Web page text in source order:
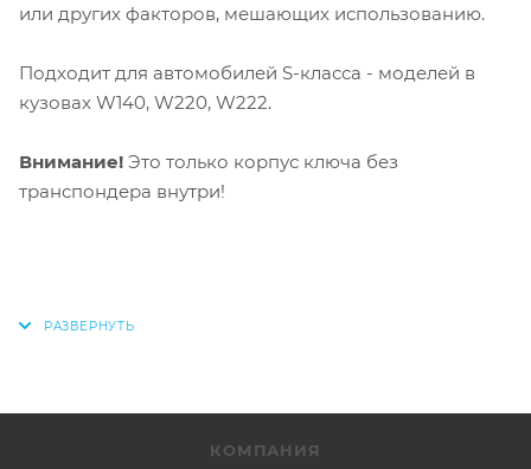
или других факторов, мешающих использованию.
Подходит для автомобилей S-класса - моделей в
кузовах W140, W220, W222.
Внимание! Это только корпус ключа без
транспондера внутри!
КОМПАНИЯ